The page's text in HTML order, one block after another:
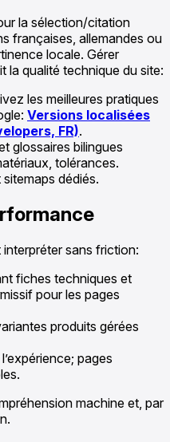
la sélection/citation
françaises, allemandes ou
locale. Gérer
la qualité technique du site:
les meilleures pratiques
Versions localisées
FR).
glossaires bilingues
tolérances.
dédiés.
sans friction:
fiches techniques et
pour les pages
produits gérées
pages
machine et, par